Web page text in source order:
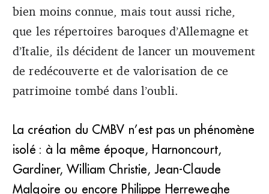
bien moins connue, mais tout aussi riche,
que les répertoires baroques d’Allemagne et
d’Italie, ils décident de lancer un mouvement
de redécouverte et de valorisation de ce
patrimoine tombé dans l’oubli.
La création du CMBV n’est pas un phénomène
isolé : à la même époque, Harnoncourt,
Gardiner, William Christie, Jean-Claude
Malgoire ou encore Philippe Herreweghe